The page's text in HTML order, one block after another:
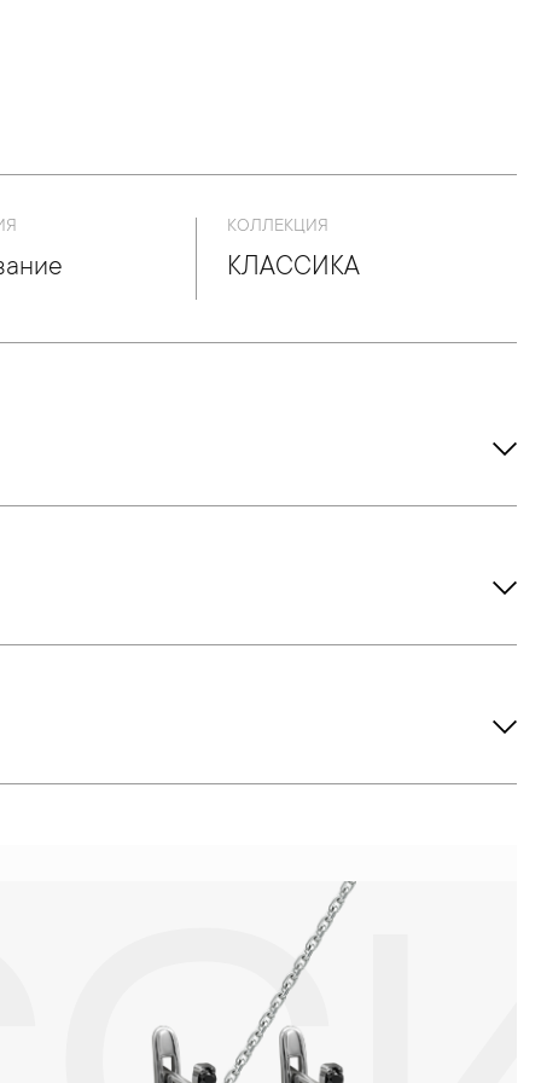
КОЛЛЕКЦИЯ
КЛАССИКА
оставить на нем царапины. Изделия с бриллиантами
Также высокую влажность плохо переносят жемчуг,
или замшевой салфеткой.